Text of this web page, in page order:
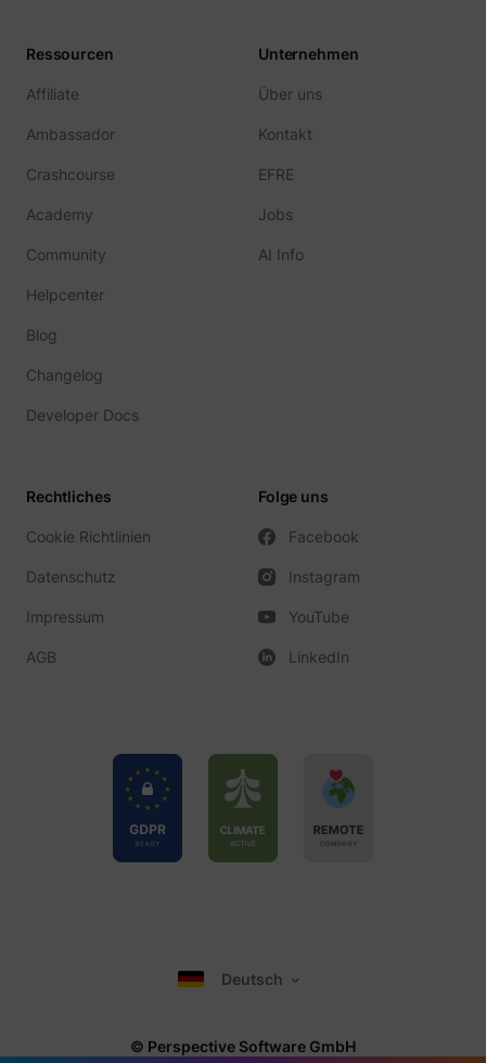
_gcl_ls
LAST_RESULT_ENTRY_KEY
Ressourcen
Affiliate
Ambassador
Crashcourse
Academy
Community
Helpcenter
Blog
Changelog
Developer Docs
Unternehmen
Über uns
Kontakt
EFRE
Jobs
AI Info
Rechtliches
Cookie Richtlinien
Datenschutz
Impressum
AGB
Folge uns
Facebook
Instagram
YouTube
LinkedIn
Deutsch
© Perspective Software GmbH